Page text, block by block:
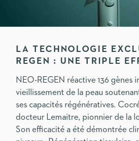
LA TECHNOLOGIE
REGEN : UNE TRIPLE
NEO-REGEN réactive 136 gènes
vieillissement de la peau
ses capacités régénératives.
docteur Lemaitre, pionnier de la
Son efficacité a été démontrée